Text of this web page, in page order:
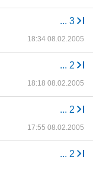
... 3
18:34 08.02.2005
... 2
18:18 08.02.2005
... 2
17:55 08.02.2005
... 2